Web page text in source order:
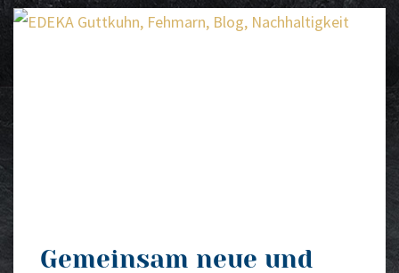
Gemeinsam neue und